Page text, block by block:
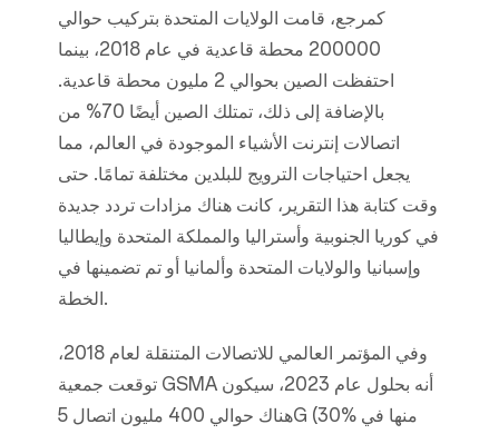
كمرجع، قامت الولايات المتحدة بتركيب حوالي
200000 محطة قاعدية في عام 2018، بينما
احتفظت الصين بحوالي 2 مليون محطة قاعدية.
بالإضافة إلى ذلك، تمتلك الصين أيضًا 70% من
اتصالات إنترنت الأشياء الموجودة في العالم، مما
يجعل احتياجات الترويج للبلدين مختلفة تمامًا. حتى
وقت كتابة هذا التقرير، كانت هناك مزادات تردد جديدة
في كوريا الجنوبية وأستراليا والمملكة المتحدة وإيطاليا
وإسبانيا والولايات المتحدة وألمانيا أو تم تضمينها في
الخطة.
وفي المؤتمر العالمي للاتصالات المتنقلة لعام 2018،
توقعت جمعية GSMA أنه بحلول عام 2023، سيكون
هناك حوالي 400 مليون اتصال 5G (30% منها في